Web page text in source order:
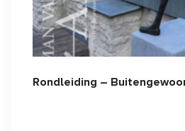
Rondleiding –